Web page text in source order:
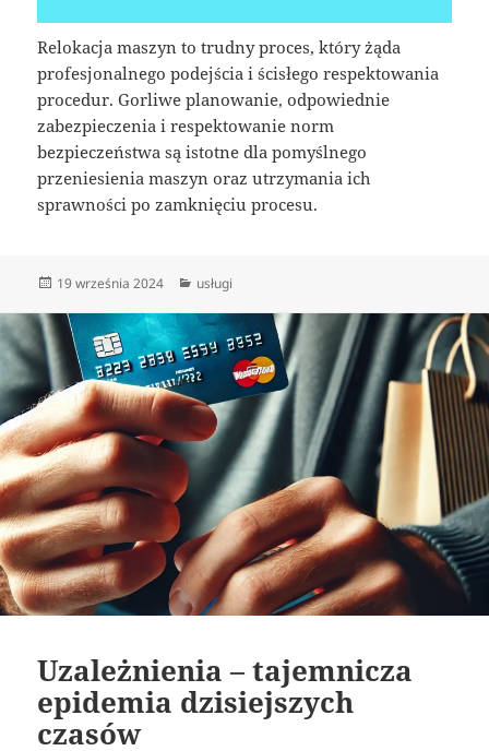
Relokacja maszyn to trudny proces, który żąda
profesjonalnego podejścia i ścisłego respektowania
procedur. Gorliwe planowanie, odpowiednie
zabezpieczenia i respektowanie norm
bezpieczeństwa są istotne dla pomyślnego
przeniesienia maszyn oraz utrzymania ich
sprawności po zamknięciu procesu.
Data
19 września 2024 Kategorie
usługi
Uzależnienia – tajemnicza
epidemia dzisiejszych
czasów